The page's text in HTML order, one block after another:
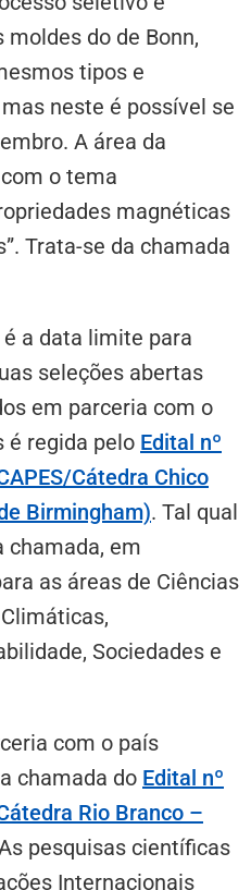
do de Bonn,
tipos e
neste é possível se
A área da
o tema
magnéticas
Trata-se da chamada
a data limite para
seleções abertas
em parceria com o
é regida pelo Edital nº
Cátedra Chico
Birmingham). Tal qual
chamada, em
as áreas de Ciências
Sociedades e
com o país
chamada do Edital nº
Rio Branco –
pesquisas científicas
Internacionais